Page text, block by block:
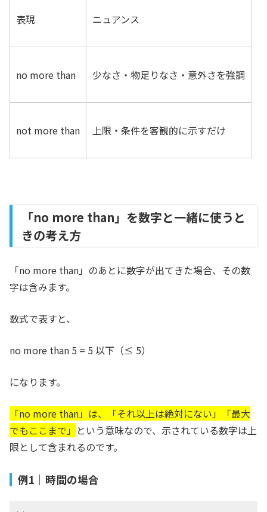
表現 ニュアンス
no more than 少なさ・物足りなさ・意外さを強調
not more than 上限・条件を客観的に示すだけ
「no more than」を数字と一緒に使うと
きの考え方
「no more than」のあとに数字が出てきた場合、その数
字は含みます。
数式で表すと、
no more than 5 = 5 以下（≤ 5）
になります。
「no more than」は、「それ以上は絶対にない」「最大
でもここまで」 という意味なので、示されている数字は上
限として含まれるのです。
例1｜時間の場合